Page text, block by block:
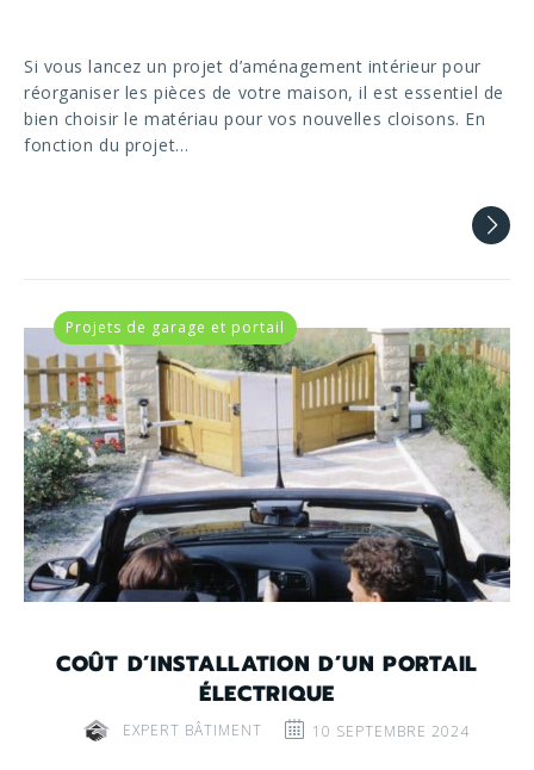
Si vous lancez un projet d’aménagement intérieur pour
réorganiser les pièces de votre maison, il est essentiel de
bien choisir le matériau pour vos nouvelles cloisons. En
fonction du projet…
COÛT D’INSTALLATION D’UN PORTAIL
ÉLECTRIQUE
EXPERT BÂTIMENT 10 SEPTEMBRE 2024
Projets de garage et portail